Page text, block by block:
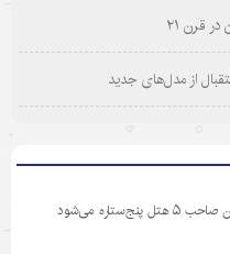
قرن ۲۱
از مدل‌های جدید
می‌شود